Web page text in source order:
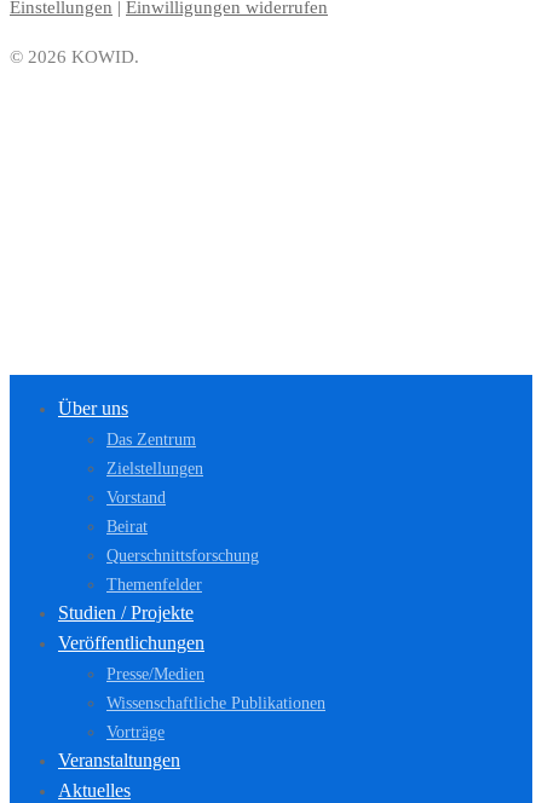
Einstellungen | Einwilligungen widerrufen
© 2026 KOWID.
Über uns
Das Zentrum
Zielstellungen
Vorstand
Beirat
Querschnittsforschung
Themenfelder
Studien / Projekte
Veröffentlichungen
Presse/Medien
Wissenschaftliche Publikationen
Vorträge
Veranstaltungen
Aktuelles